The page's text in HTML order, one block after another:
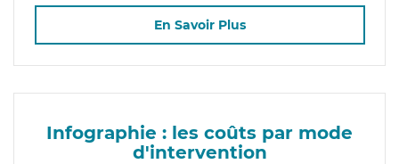
En Savoir Plus
Infographie : les coûts par mode
d'intervention